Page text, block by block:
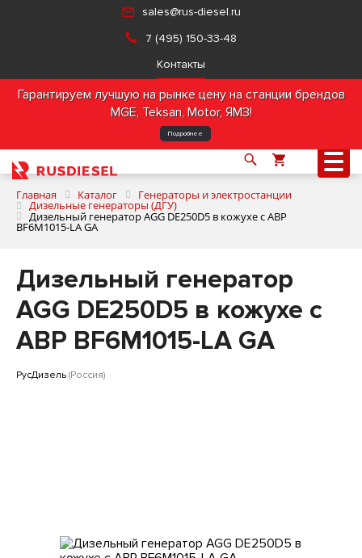
sales@rus-diesel.ru
7 (495) 150-33-48
Контакты
Гарантируем лучшую на рынке цену на станции брендов
MGE, Teksan, Motor, ЯМЗ!
Подробнее
Продукция
Главная Каталог Генераторы и электростанции
Дизельные генераторы (ДГУ)
Дизельный генератор AGG DE250D5 в кожухе с АВР
BF6M1015-LA GA
Дизельный генератор
AGG DE250D5 в кожухе с
АВР BF6M1015-LA GA
РусДизель (Россия)